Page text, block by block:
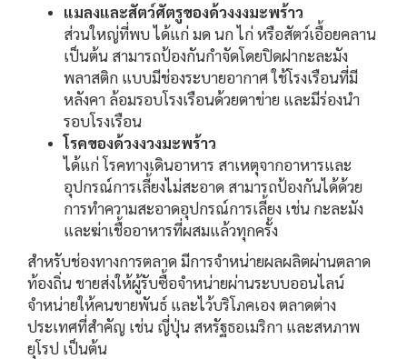
แมลงและสัตว์ศัตรูของด้วงงงมะพร้าว
ส่วนใหญ่ที่พบ ได้แก่ มด นก ไก่ หรือสัตว์เอื้อยคลาน
เป็นต้น สามารถป้องกันกำจัดโดยปิดฝากะละมัง
พลาสติก แบบมีช่องระบายอากาศ ใช้โรงเรือนที่มี
หลังคา ล้อมรอบโรงเรือนด้วยตาข่าย และมีร่องนำ
รอบโรงเรือน
โรคของด้วงงวงมะพร้าว
ได้แก่ โรคทางเดินอาหาร สาเหตุจากอาหารและ
อุปกรณ์การเลี้ยงไม่สะอาด สามารถป้องกันได้ด้วย
การทำความสะอาดอุปกรณ์การเลี้ยง เช่น กะละมัง
และฆ่าเชื้ออาหารที่ผสมแล้วทุกครั้ง
สำหรับช่องทางการตลาด มีการจำหน่ายผลผลิตผ่านตลาด
ท้องถิ่น ชายส่งให้ผู้รับซื้อจำหน่ายผ่านระบบออนไลน์
จำหน่ายให้คนขายพันธ์ และไว้บริโภคเอง ตลาดต่าง
ประเทศที่สำคัญ เช่น ญี่ปุ่น สหรัฐธอเมริกา และสหภาพ
ยุโรป เป็นต้น